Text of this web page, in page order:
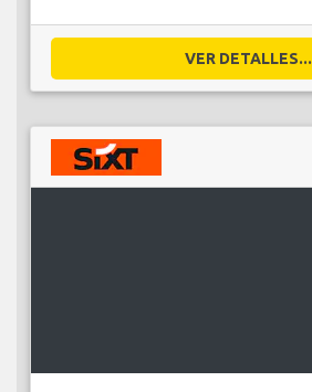
VER DETALLES...